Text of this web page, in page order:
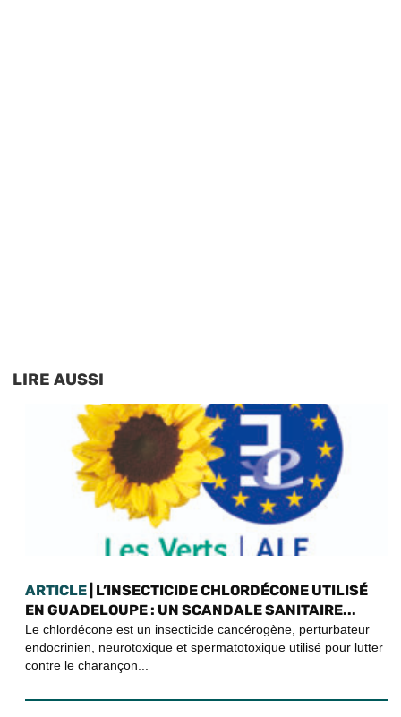
LIRE AUSSI
ARTICLE | L’INSECTICIDE CHLORDÉCONE UTILISÉ
EN GUADELOUPE : UN SCANDALE SANITAIRE...
Le chlordécone est un insecticide cancérogène, perturbateur
endocrinien, neurotoxique et spermatotoxique utilisé pour lutter
contre le charançon...